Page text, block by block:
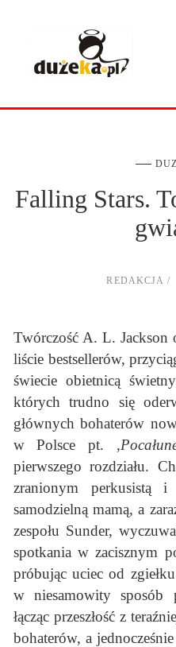
Falling Stars.
REDAKCJA
Twórczość A. L. Jackson
liście bestsellerów,
świecie obietnicą
których trudno się
głównych bohaterów
w Polsce pt. ,
pierwszego rozdziału.
zranionym perkusistą i
samodzielną mamą, a
zespołu Sunder,
spotkania w zacisznym
próbując uciec od
w niesamowity sposób
łącząc przeszłość z
bohaterów, a